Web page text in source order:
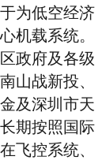
为低空经济
机载系统。
政府及各级
山战新投、
及深圳市天
期按照国际
飞控系统、